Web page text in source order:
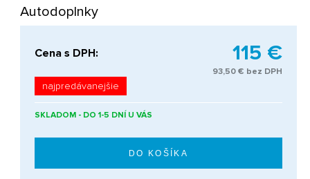
Autodoplnky
Cena s DPH: 115 €
93,50 € bez DPH
najpredávanejšie
SKLADOM - DO 1-5 DNÍ U VÁS